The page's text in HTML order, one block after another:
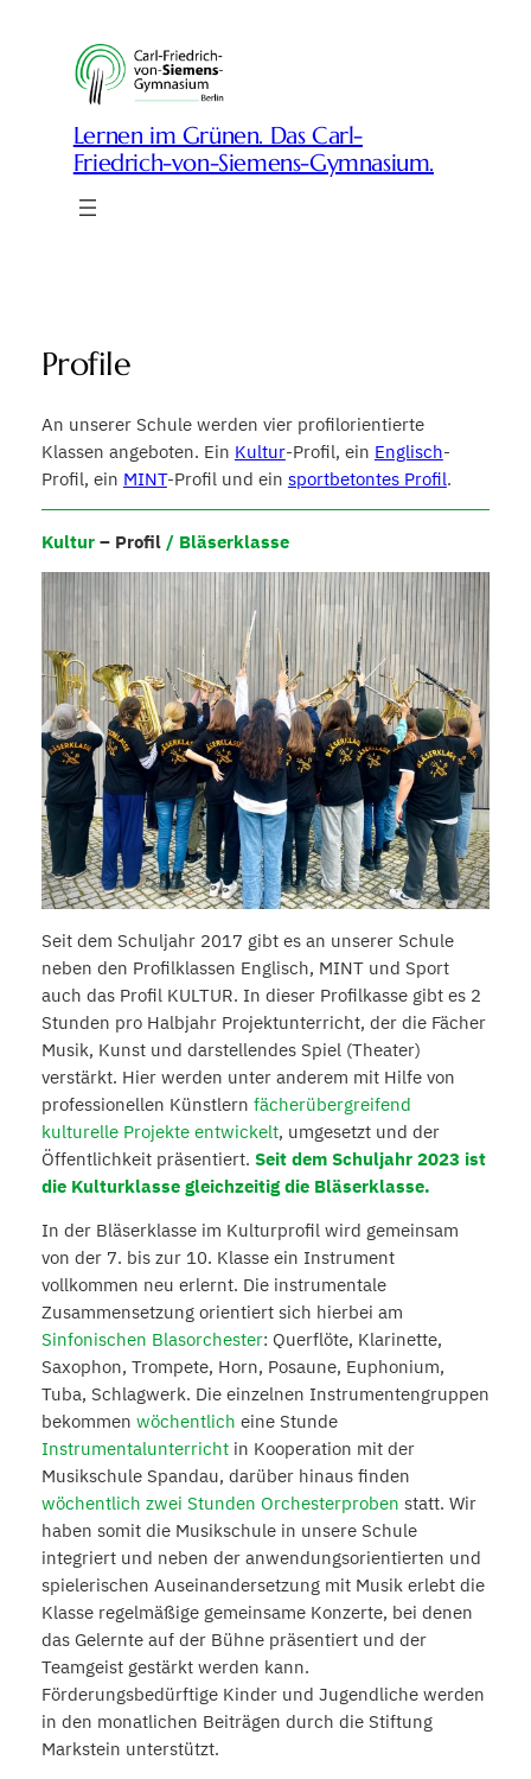
springen
Lernen im Grünen. Das Carl-
Friedrich-von-Siemens-Gymnasium.
Profile
An unserer Schule werden vier profilorientierte
Klassen angeboten. Ein Kultur-Profil, ein Englisch-
Profil, ein MINT-Profil und ein sportbetontes Profil.
Kultur – Profil/ Bläserklasse
Seit dem Schuljahr 2017 gibt es an unserer Schule
neben den Profilklassen Englisch, MINT und Sport
auch das Profil KULTUR. In dieser Profilkasse gibt es 2
Stunden pro Halbjahr Projektunterricht, der die Fächer
Musik, Kunst und darstellendes Spiel (Theater)
verstärkt. Hier werden unter anderem mit Hilfe von
professionellen Künstlern fächerübergreifend
kulturelle Projekte entwickelt, umgesetzt und der
Öffentlichkeit präsentiert. Seit dem Schuljahr 2023 ist
die Kulturklasse gleichzeitig die Bläserklasse.
In der Bläserklasse im Kulturprofil wird gemeinsam
von der 7. bis zur 10. Klasse ein Instrument
vollkommen neu erlernt. Die instrumentale
Zusammensetzung orientiert sich hierbei am
Sinfonischen Blasorchester: Querflöte, Klarinette,
Saxophon, Trompete, Horn, Posaune, Euphonium,
Tuba, Schlagwerk. Die einzelnen Instrumentengruppen
bekommen wöchentlich eine Stunde
Instrumentalunterrichtin Kooperation mit der
Musikschule Spandau, darüber hinaus finden
wöchentlich zwei Stunden Orchesterproben statt. Wir
haben somit die Musikschule in unsere Schule
integriert und neben der anwendungsorientierten und
spielerischen Auseinandersetzung mit Musik erlebt die
Klasse regelmäßige gemeinsame Konzerte, bei denen
das Gelernte auf der Bühne präsentiert und der
Teamgeist gestärkt werden kann.
Förderungsbedürftige Kinder und Jugendliche werden
in den monatlichen Beiträgen durch die Stiftung
Markstein unterstützt.